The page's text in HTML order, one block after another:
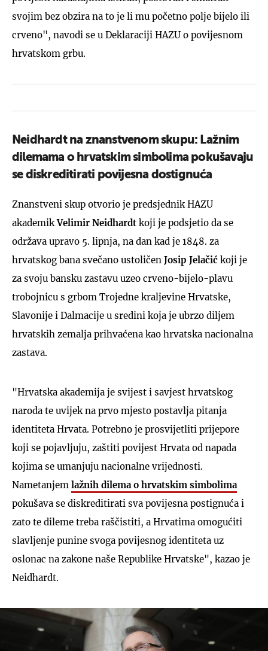
svojim bez obzira na to je li mu početno polje bijelo ili
crveno", navodi se u Deklaraciji HAZU o povijesnom
hrvatskom grbu.
Neidhardt na znanstvenom skupu: Lažnim
dilemama o hrvatskim simbolima pokušavaju
se diskreditirati povijesna dostignuća
Znanstveni skup otvorio je predsjednik HAZU
akademikVelimir Neidhardt koji je podsjetio da se
održava upravo 5. lipnja, na dan kad je 1848. za
hrvatskog bana svečano ustoličen Josip Jelačić koji je
za svoju bansku zastavu uzeo crveno-bijelo-plavu
trobojnicu s grbom Trojedne kraljevine Hrvatske,
Slavonije i Dalmacije u sredini koja je ubrzo diljem
hrvatskih zemalja prihvaćena kao hrvatska nacionalna
zastava.
"Hrvatska akademija je svijest i savjest hrvatskog
naroda te uvijek na prvo mjesto postavlja pitanja
identiteta Hrvata. Potrebno je prosvijetliti prijepore
koji se pojavljuju, zaštiti povijest Hrvata od napada
kojima se umanjuju nacionalne vrijednosti.
Nametanjem lažnih dilema o hrvatskim simbolima
pokušava se diskreditirati sva povijesna postignuća i
zato te dileme treba raščistiti, a Hrvatima omogućiti
slavljenje punine svoga povijesnog identiteta uz
oslonac na zakone naše Republike Hrvatske", kazao je
Neidhardt.